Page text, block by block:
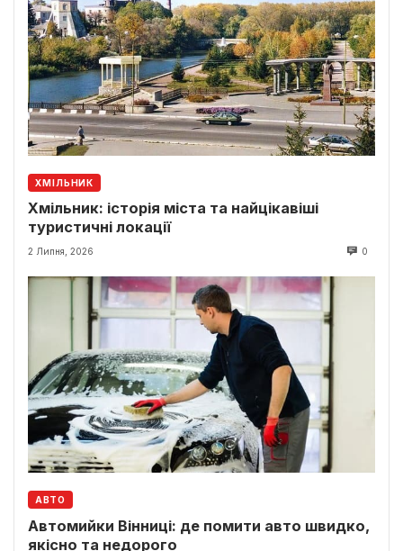
ХМІЛЬНИК
Хмільник: історія міста та найцікавіші
туристичні локації
2 Липня, 2026 0
АВТО
Автомийки Вінниці: де помити авто швидко,
якісно та недорого